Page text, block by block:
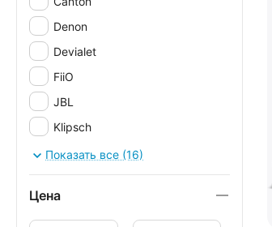
Denon
Devialet
FiiO
JBL
Klipsch
Marantz
Marshall
Onkyo
Показать все (16)
Цена